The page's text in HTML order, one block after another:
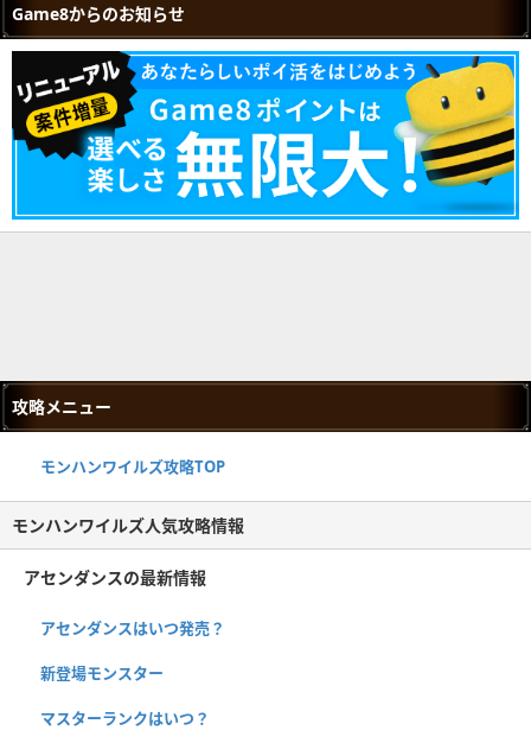
Game8からのお知らせ
攻略メニュー
モンハンワイルズ攻略TOP
モンハンワイルズ人気攻略情報
アセンダンスの最新情報
アセンダンスはいつ発売？
新登場モンスター
マスターランクはいつ？